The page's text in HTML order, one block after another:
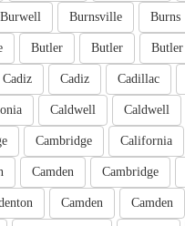
Burns
Burnsville
Burwell
Butler
Butler
Butler
Cadillac
Cadiz
Cadiz
Caldwell
Caldwell
California
Cambridge
Cambridge
Camden
Camden
Camden